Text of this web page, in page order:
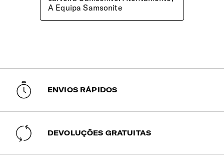
ENVIOS RÁPIDOS
DEVOLUÇÕES GRATUITAS